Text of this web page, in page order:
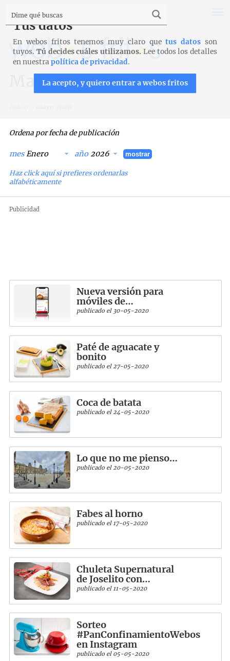
Mayo 2020
Ordena por fecha de publicación
mes año mostrar
Haz click aquí si prefieres ordenarlas
alfabéticamente
Publicidad
Nueva versión para
móviles de…
publicado el 30-05-2020
Paté de aguacate y
bonito
publicado el 27-05-2020
Coca de batata
publicado el 24-05-2020
Lo que no me pienso…
publicado el 20-05-2020
Fabes al horno
publicado el 17-05-2020
Chuleta Supernatural
de Joselito con…
publicado el 11-05-2020
Sorteo
#PanConfinamientoWebos
en Instagram
publicado el 05-05-2020
Tus datos
En webos fritos tenemos muy claro quetus datos son
tuyos. Tú decides cuáles utilizamos. Lee todos los detalles
en nuestrapolítica de privacidad.
La acepto, y quiero entrar a webos fritos